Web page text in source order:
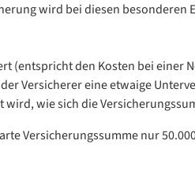
wird bei diesen besonderen
(entspricht den Kosten bei einer
Versicherer eine etwaige
wie sich die
Versicherungssumme nur